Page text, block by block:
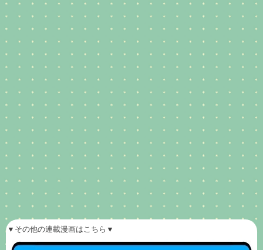
▼その他の連載漫画はこちら▼